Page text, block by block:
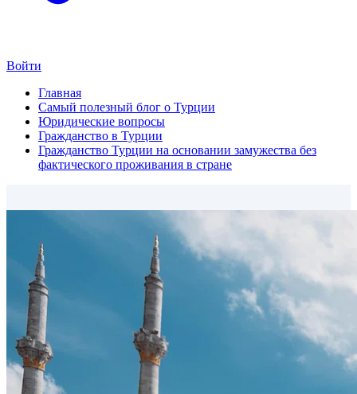
Войти
Главная
Самый полезный блог о Турции
Юридические вопросы
Гражданство в Турции
Гражданство Турции на основании замужества без
фактического проживания в стране